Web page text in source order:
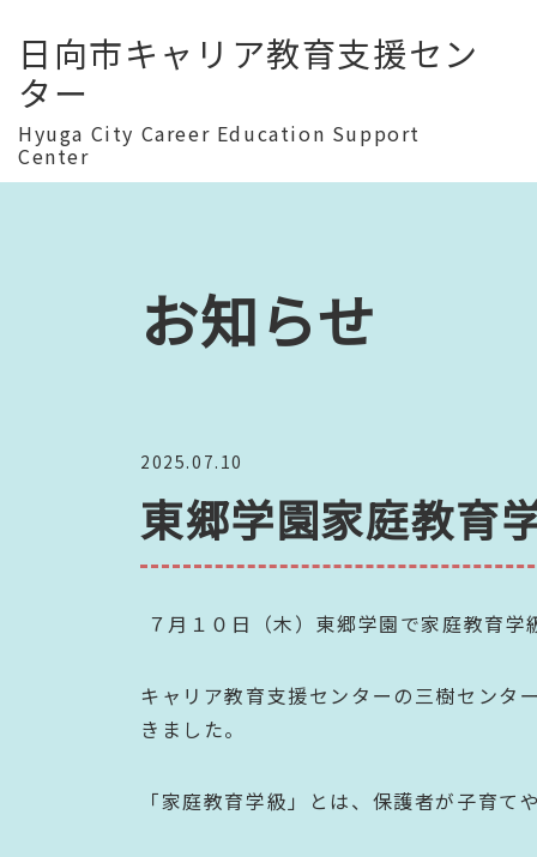
日向市キャリア教育支援セン
ター
Hyuga City Career Education Support
Center
お知らせ
2025.07.10
東郷学園家庭教育
７月１０日（木）東郷学園で家庭教育
キャリア教育支援センターの三樹センタ
きました。
「家庭教育学級」とは、保護者が子育